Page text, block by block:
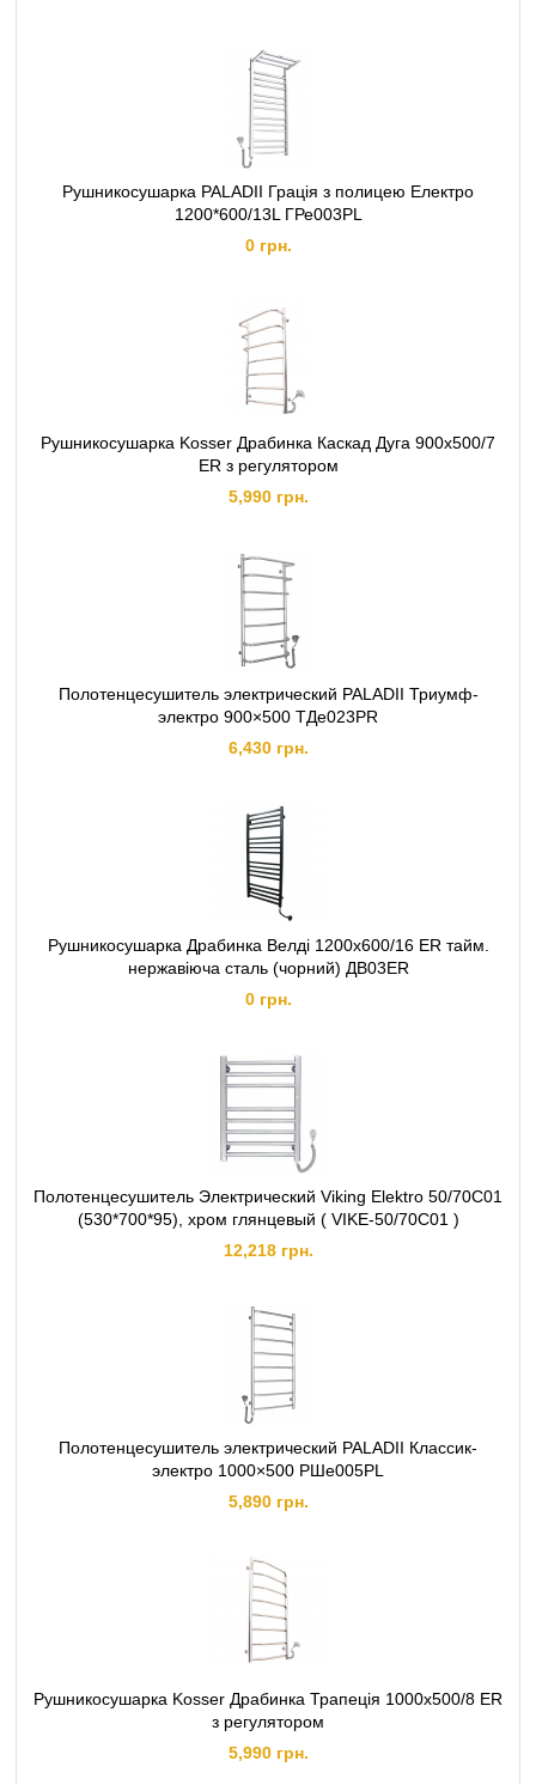
Рушникосушарка PALADII Грація з полицею Електро
1200*600/13L ГРе003PL
0 грн.
Рушникосушарка Kosser Драбинка Каскад Дуга 900х500/7
ER з регулятором
5,990 грн.
Полотенцесушитель электрический PALADII Триумф-
электро 900×500 ТДе023РR
6,430 грн.
Рушникосушарка Драбинка Велді 1200х600/16 ЕR тайм.
нержавіюча сталь (чорний) ДВ03ER
0 грн.
Полотенцесушитель Электрический Viking Elektro 50/70C01
(530*700*95), хром глянцевый ( VIKE-50/70C01 )
12,218 грн.
Полотенцесушитель электрический PALADII Классик-
электро 1000×500 РШе005РL
5,890 грн.
Рушникосушарка Kosser Драбинка Трапеція 1000х500/8 ER
з регулятором
5,990 грн.